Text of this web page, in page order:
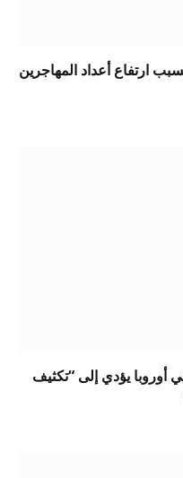
ارتفاع أعداد المهاجرين
أوروبا يؤدي إلى “تكثيف